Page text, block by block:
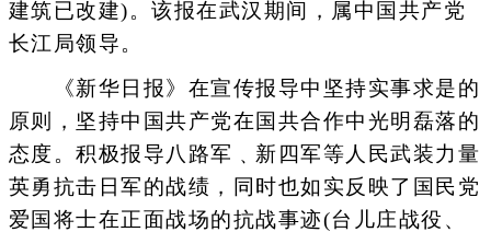
建筑已改建)。该报在武汉期间，属中国共产党
长江局领导。
《新华日报》在宣传报导中坚持实事求是的
原则，坚持中国共产党在国共合作中光明磊落的
态度。积极报导八路军﹑新四军等人民武装力量
英勇抗击日军的战绩，同时也如实反映了国民党
爱国将士在正面战场的抗战事迹(台儿庄战役、